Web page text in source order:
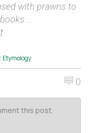
with prawns to
…
, Etymology
0
this post.